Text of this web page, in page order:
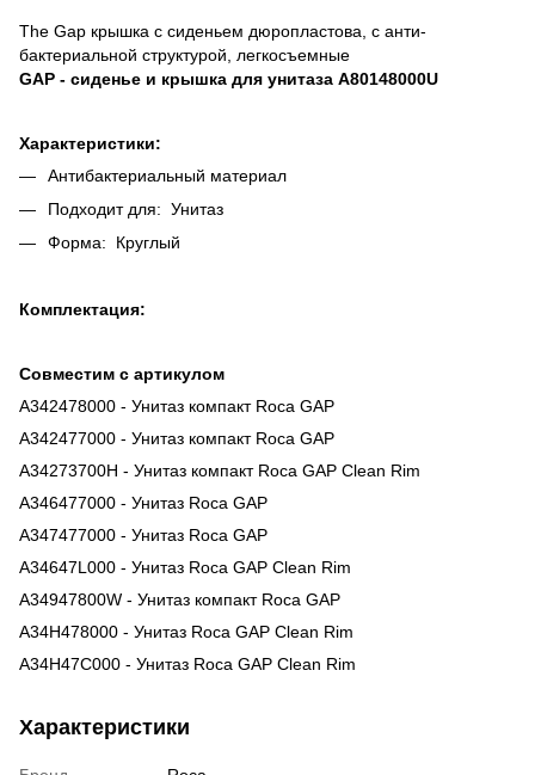
The Gap крышка с сиденьем дюропластова, с анти-
бактериальной структурой, легкосъемные
GAP - сиденье и крышка для унитаза A80148000U
Характеристики:
Антибактериальный материал
Подходит для: Унитаз
Форма: Круглый
Комплектация:
Совместим с артикулом
A342478000 - Унитаз компакт Roca GAP
A342477000 - Унитаз компакт Roca GAP
A34273700H - Унитаз компакт Roca GAP Clean Rim
A346477000 - Унитаз Roca GAP
A347477000 - Унитаз Roca GAP
A34647L000 - Унитаз Roca GAP Clean Rim
A34947800W - Унитаз компакт Roca GAP
A34H478000 - Унитаз Roca GAP Clean Rim
A34H47C000 - Унитаз Roca GAP Clean Rim
Характеристики